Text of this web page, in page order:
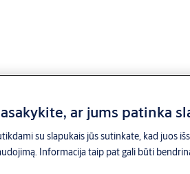
ar jums patinka
su slapukais jūs sutinkate, kad juos
Informacija taip pat gali būti